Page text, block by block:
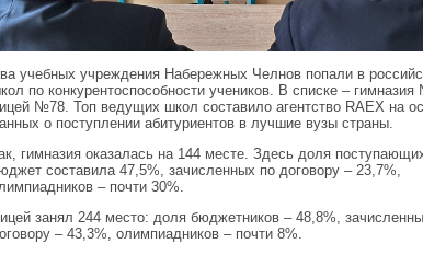
учебных учреждения Набережных Челнов попали в
по конкурентоспособности учеников. В списке –
№78. Топ ведущих школ составило агентство RAEX на
о поступлении абитуриентов в лучшие вузы страны.
гимназия оказалась на 144 месте. Здесь доля
составила 47,5%, зачисленных по договору – 23,7%,
– почти 30%.
занял 244 место: доля бюджетников – 48,8%,
– 43,3%, олимпиадников – почти 8%.